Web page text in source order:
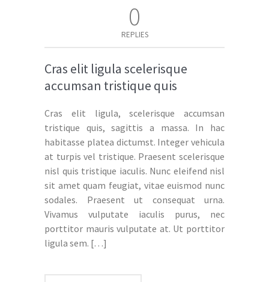
0
REPLIES
Cras elit ligula scelerisque
accumsan tristique quis
Cras elit ligula, scelerisque accumsan
tristique quis, sagittis a massa. In hac
habitasse platea dictumst. Integer vehicula
at turpis vel tristique. Praesent scelerisque
nisl quis tristique iaculis. Nunc eleifend nisl
sit amet quam feugiat, vitae euismod nunc
sodales. Praesent ut consequat urna.
Vivamus vulputate iaculis purus, nec
porttitor mauris vulputate at. Ut porttitor
ligula sem. […]